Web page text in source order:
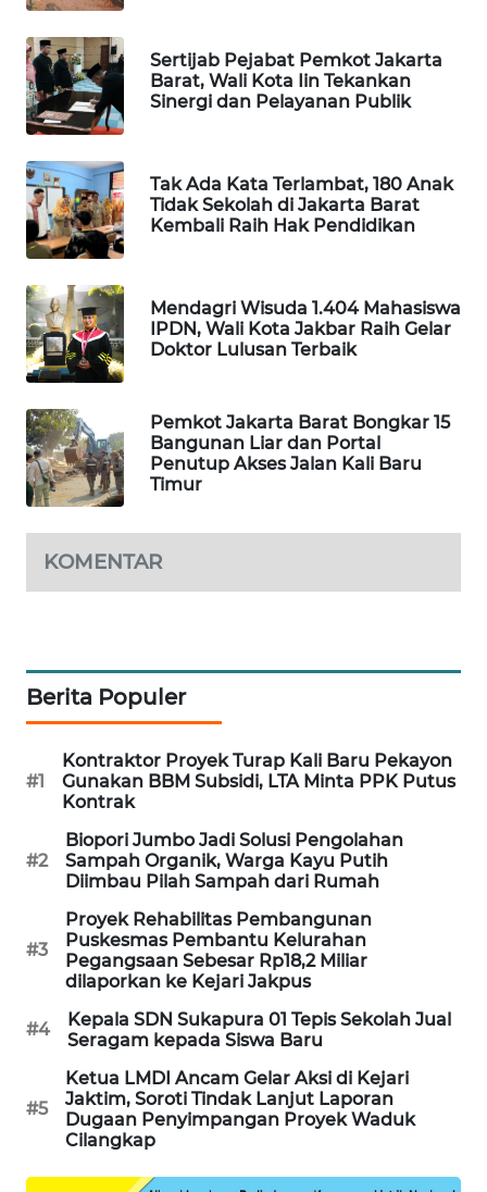
Sertijab Pejabat Pemkot Jakarta
Barat, Wali Kota Iin Tekankan
Sinergi dan Pelayanan Publik
Tak Ada Kata Terlambat, 180 Anak
Tidak Sekolah di Jakarta Barat
Kembali Raih Hak Pendidikan
Mendagri Wisuda 1.404 Mahasiswa
IPDN, Wali Kota Jakbar Raih Gelar
Doktor Lulusan Terbaik
Pemkot Jakarta Barat Bongkar 15
Bangunan Liar dan Portal
Penutup Akses Jalan Kali Baru
Timur
KOMENTAR
Berita Populer
#1
Kontraktor Proyek Turap Kali Baru Pekayon
Gunakan BBM Subsidi, LTA Minta PPK Putus
Kontrak
#2
Biopori Jumbo Jadi Solusi Pengolahan
Sampah Organik, Warga Kayu Putih
Diimbau Pilah Sampah dari Rumah
#3
Proyek Rehabilitas Pembangunan
Puskesmas Pembantu Kelurahan
Pegangsaan Sebesar Rp18,2 Miliar
dilaporkan ke Kejari Jakpus
#4
Kepala SDN Sukapura 01 Tepis Sekolah Jual
Seragam kepada Siswa Baru
#5
Ketua LMDI Ancam Gelar Aksi di Kejari
Jaktim, Soroti Tindak Lanjut Laporan
Dugaan Penyimpangan Proyek Waduk
Cilangkap
NEWS
SITUNGIR
NEWS
SIDIKALANG
NEWS
NEWS
METRO
SIANTAR
METRO
MEDAN
NEWS
METRO
NEWS
NEWS
MARITIM
NEWS
GARONGGANG
ID
ENERGI